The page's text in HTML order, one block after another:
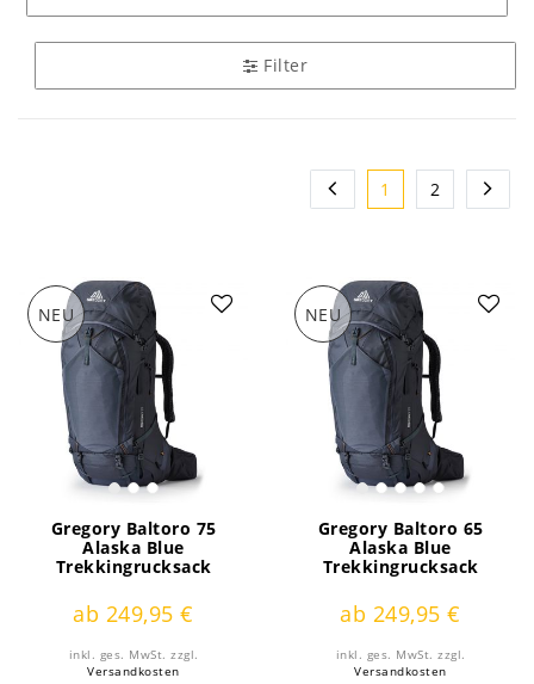
Filter
1 2
NEU
Gregory Baltoro 75
Alaska Blue
Trekkingrucksack
ab 249,95 €
inkl. ges. MwSt. zzgl.
Versandkosten
NEU
Gregory Baltoro 65
Alaska Blue
Trekkingrucksack
ab 249,95 €
inkl. ges. MwSt. zzgl.
Versandkosten